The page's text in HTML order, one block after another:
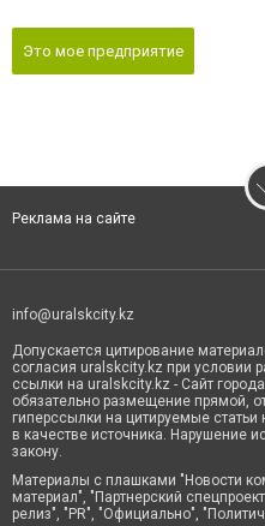
Это мое предприятие
Реклама на сайте
info@uralskcity.kz
Допускается цитирование
согласия uralskcity.kz при условии
ссылки на uralskcity.kz - Сайт
обязательно размещение прямой,
гиперссылки на цитируемые статьи
в качестве источника. Нарушение
закону.
Материалы с плашками "Новости
материал", "Партнерский
релиз", "PR", "Официально",